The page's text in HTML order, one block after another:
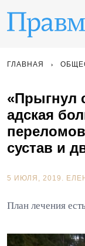
ГЛАВНАЯ
«Прыгнул
адская
сустав и
5 ИЮЛЯ, 2019.
План лечения